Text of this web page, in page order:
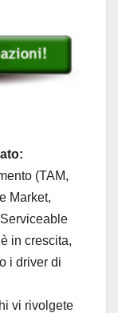
(TAM,
Market,
in crescita,
i driver di
vi rivolgete